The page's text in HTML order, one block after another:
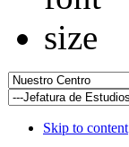
Skip to content